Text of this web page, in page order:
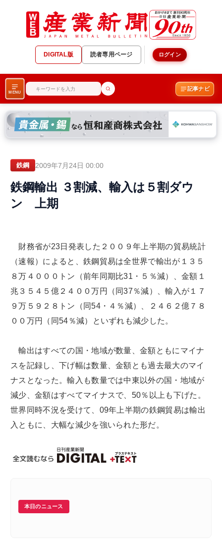
DIGITAL版 読者専用ページ ログイン
MENU
記事ナビ
鉄鋼 2009年7月24日 00:00
鉄鋼輸出 ３割減、輸入は５割ダウ
ン 上期
財務省が23日発表した２００９年上半期の貿易統計
（速報）によると、鉄鋼貿易は全世界で輸出が１３５
８万４０００トン（前年同期比31・５％減）、金額１
兆３５４５億２４００万円（同37％減）、輸入が１７
９万５９２８トン（同54・４％減）、２４６２億７８
００万円（同54％減）といずれも減少した。
輸出はすべての国・地域が数量、金額ともにマイナ
スを記録し、下げ幅は数量、金額とも過去最大のマイ
ナスとなった。輸入も数量では中東以外の国・地域が
減少、金額はすべてマイナスで、50％以上も下げた。
世界同時不況を受けて、09年上半期の鉄鋼貿易は輸出
入ともに、大幅な減少を強いられた形だ。
本日のニュース